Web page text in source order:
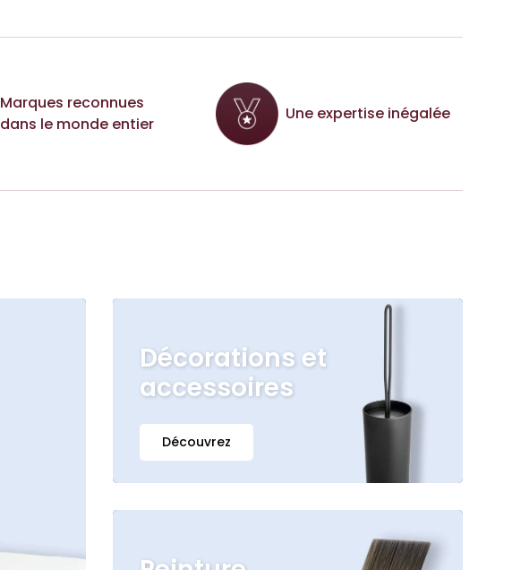
Marques reconnues
dans le monde entier
Une expertise inégalée
Décorations et
accessoires
Découvrez